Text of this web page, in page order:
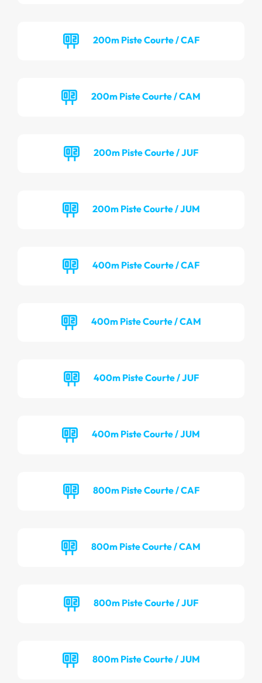
200m Piste Courte / CAF
200m Piste Courte / CAM
200m Piste Courte / JUF
200m Piste Courte / JUM
400m Piste Courte / CAF
400m Piste Courte / CAM
400m Piste Courte / JUF
400m Piste Courte / JUM
800m Piste Courte / CAF
800m Piste Courte / CAM
800m Piste Courte / JUF
800m Piste Courte / JUM